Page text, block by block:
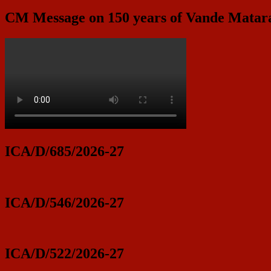
CM Message on 150 years of Vande
ICA/D/685/2026-27
ICA/D/546/2026-27
ICA/D/522/2026-27